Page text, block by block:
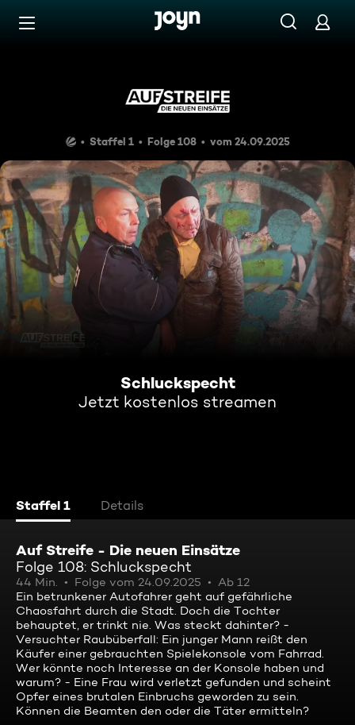
Zum Inhalt springen
Schluckspecht
Staffel 1 Folge 108 vom 24.09.2025
Schluckspecht
Jetzt kostenlos streamen
Staffel 1 Details
Auf Streife - Die neuen Einsätze
Folge 108: Schluckspecht
44 Min. Folge vom 24.09.2025
Ab 12
Ein betrunkener Autofahrer geht auf gefährliche
Chaosfahrt durch die Stadt. Doch die Tochter
behauptet, er trinkt nie. Was steckt dahinter? -
Versuchter Raubüberfall: Ein junger Mann reißt den
Käufer einer gebrauchten Spielekonsole vom Fahrrad.
Wer könnte noch Interesse an der Konsole haben und
warum? - Eine Frau wird verletzt gefunden und scheint
Opfer eines brutalen Einbruchs geworden zu sein.
Können die Beamten den oder die Täter ermitteln?